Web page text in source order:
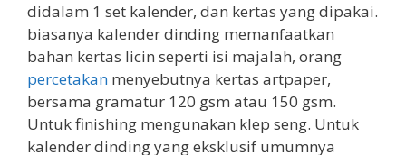
didalam 1 set kalender, dan kertas yang dipakai.
biasanya kalender dinding memanfaatkan
bahan kertas licin seperti isi majalah, orang
percetakan menyebutnya kertas artpaper,
bersama gramatur 120 gsm atau 150 gsm.
Untuk finishing mengunakan klep seng. Untuk
kalender dinding yang eksklusif umumnya